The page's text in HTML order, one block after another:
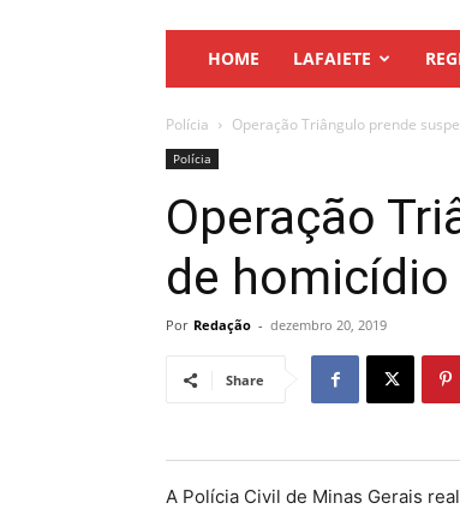
HOME LAFAIETE
Polícia Operação Triângulo prende
Polícia
Operação
de
Por Redação - dezembro 20, 2019
Share
A Polícia Civil de Minas Gerais